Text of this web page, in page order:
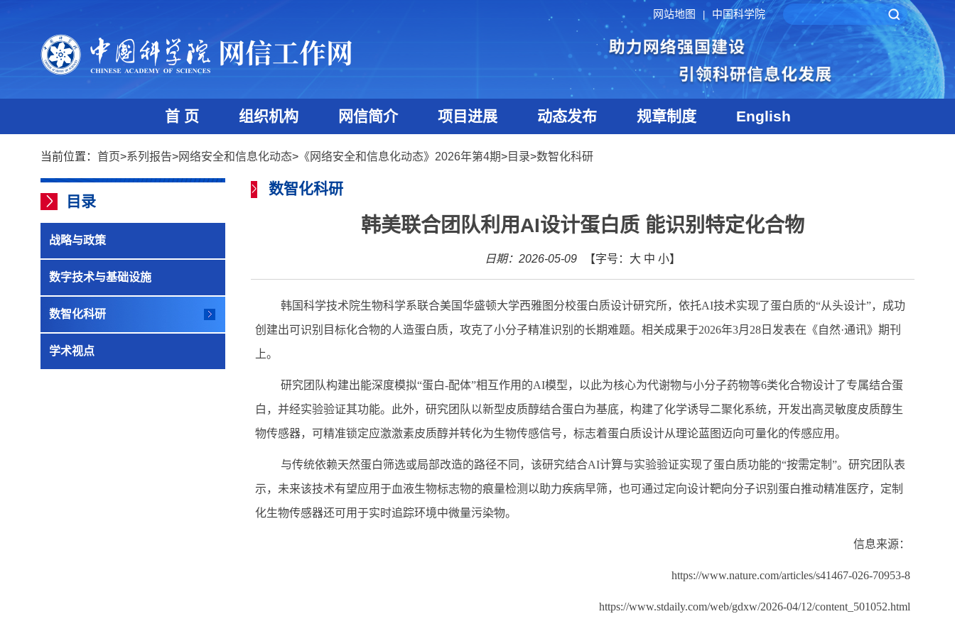
网站地图 中国科学院
首 页 组织机构 网信简介 项目进展 动态发布 规章制度 English
当前位置： 首页>系列报告>网络安全和信息化动态> 《网络安全和信息化动态》2026年第4期>目录>数智化科研
目录
战略与政策
数字技术与基础设施
数智化科研
学术视点
数智化科研
韩美联合团队利用AI设计蛋白质 能识别特定化合物
日期：2026-05-09 【字号： 大 中 小】
韩国科学技术院生物科学系联合美国华盛顿大学西雅图分校蛋白质设计研究所，依托AI技术实现了蛋白质的“从头设计”，成功
创建出可识别目标化合物的人造蛋白质，攻克了小分子精准识别的长期难题。相关成果于2026年3月 28日发表在《自然·通讯》期刊
上。
研究团队构建出能深度模拟“蛋白-配体”相互作用的AI模型，以此为核心为代谢物与小分子药物等6类化合物设计了专属结合蛋
白，并经实验验证其功能。此外，研究团队以新型皮质醇结合蛋白为基底，构建了化学诱导二聚化系统，开发出高灵敏度皮质醇生
物传感器，可精准锁定应激激素皮质醇并转化为生物传感信号，标志着蛋白质设计从理论蓝图迈向可量化的传感应用。
与传统依赖天然蛋白筛选或局部改造的路径不同，该研究结合AI计算与实验验证实现了蛋白质功能的“按需定制”。研究团队表
示，未来该技术有望应用于血液生物标志物的痕量检测以助力疾病早筛，也可通过定向设计靶向分子识别蛋白推动精准医疗，定制
化生物传感器还可用于实时追踪环境中微量污染物。
信息来源：
https://www.nature.com/articles/s41467-026-70953-8
https://www.stdaily.com/web/gdxw/2026-04/12/content_501052.html